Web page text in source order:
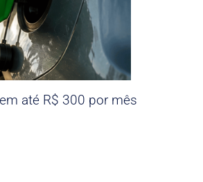
até R$ 300 por mês